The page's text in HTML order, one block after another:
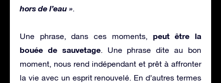
hors de l’eau ».
Une phrase, dans ces moments, peut être la
bouée de sauvetage. Une phrase dite au bon
moment, nous rend indépendant et prêt à affronter
la vie avec un esprit renouvelé. En d’autres termes